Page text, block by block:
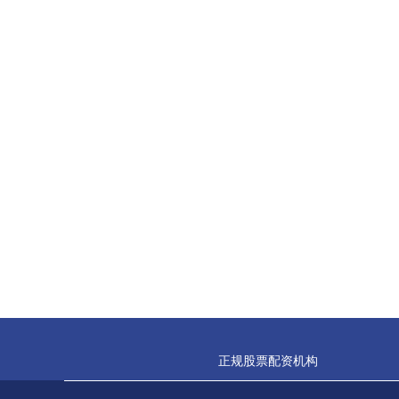
正规股票配资机构